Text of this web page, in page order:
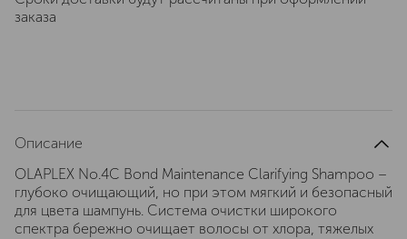
заказа
Описание
OLAPLEX No.4C Bond Maintenance Clarifying Shampoo –
глубоко очищающий, но при этом мягкий и безопасный
для цвета шампунь. Система очистки широкого
спектра бережно очищает волосы от хлора, тяжелых